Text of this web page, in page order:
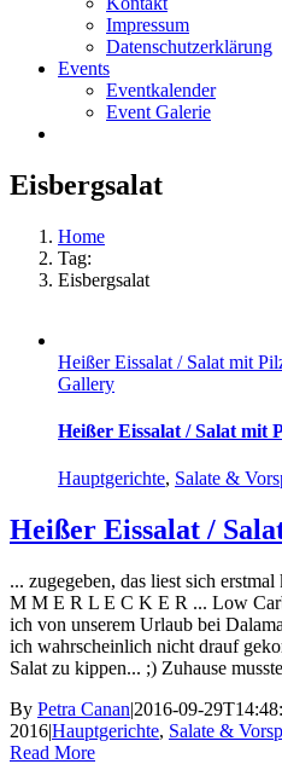
Impressum
Datenschutzerklärung
Events
Eventkalender
Event Galerie
Eisbergsalat
Home
Tag:
Eisbergsalat
Heißer Eissalat / Salat mit
Gallery
Heißer Eissalat / Salat mit
Hauptgerichte, Salate &
Heißer Eissalat /
... zugegeben, das liest sich
M M E R L E C K E R ... Low
ich von unserem Urlaub bei
ich wahrscheinlich nicht drauf
Salat zu kippen... ;) Zuhause
By Petra Canan|2016-09-
2016|Hauptgerichte, Salate &
Read More